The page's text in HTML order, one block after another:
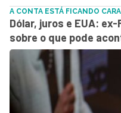
A CONTA ESTÁ FICANDO
Dólar, juros e EUA:
sobre o que pode